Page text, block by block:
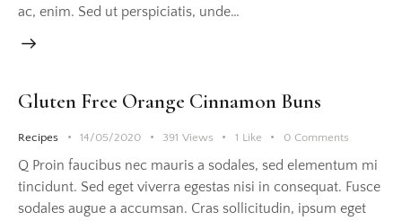
ac, enim. Sed ut perspiciatis, unde…
Gluten Free Orange Cinnamon Buns
Recipes 14/05/2020 391 Views 1 Like 0 Comments
Q Proin faucibus nec mauris a sodales, sed elementum mi
tincidunt. Sed eget viverra egestas nisi in consequat. Fusce
sodales augue a accumsan. Cras sollicitudin, ipsum eget